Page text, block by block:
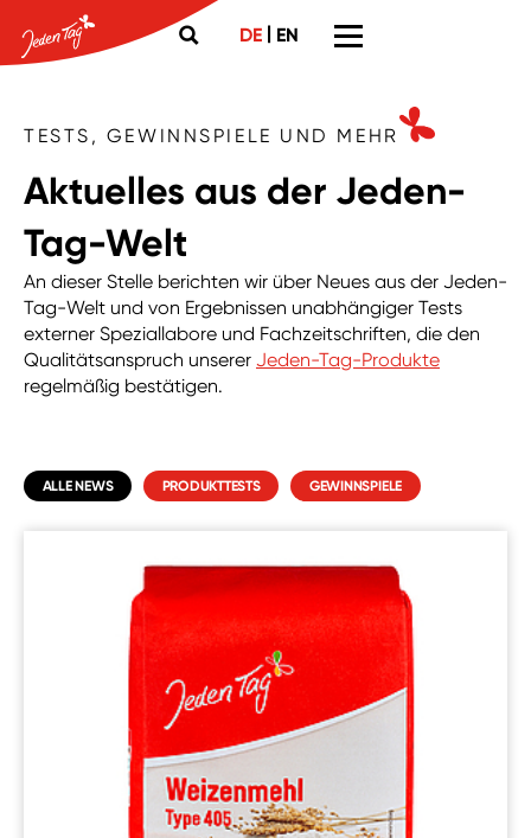
DE | EN
TESTS, GEWINNSPIELE UND MEHR
Aktuelles aus der Jeden-
Tag-Welt
An dieser Stelle berichten wir über Neues aus der Jeden-
Tag-Welt und von Ergebnissen unabhängiger Tests
externer Speziallabore und Fachzeitschriften, die den
Qualitätsanspruch unserer Jeden-Tag-Produkte
regelmäßig bestätigen.
ALLE NEWS PRODUKTTESTS GEWINNSPIELE